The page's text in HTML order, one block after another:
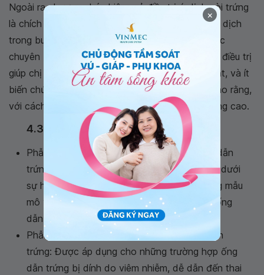
Ngoài ra phương pháp hiệu quả điều trị ứ dịch vòi trứng
là chích xơ. Người bệnh sẽ được hút chất lỏng ứ dịch
trong buồng trứng ra bằng kim, sau đó tiêm thuốc
chuyên biệt để ngăn dịch tích tụ lại. Đây là cách điều trị
giúp chị em phục hồi nhanh hơn so với phẫu thuật, và ít
biến chứng ảnh hưởng nhưng theo các bác sĩ cho rằng,
với cách điều trị này khả năng tái phát trở lại cũng cao.
4.3 Mổ nội soi
Phẫu thuật nội soi thông tắc vòi trứng, ống dẫn
trứng: Bác sĩ tiến hành thông ống dẫn trứng dưới
sự hướng dẫn của nội soi, giúp loại bỏ những mẫu
mô vụn và tách những chỗ dính trong lòng ống
dẫn trứng.
Phẫu thuật nội soi gỡ dính vòi trứng, ống dẫn
trứng: Được áp dụng cho những trường hợp ống
dẫn trứng bị dính do viêm nhiễm, dễ dẫn đến thai
×